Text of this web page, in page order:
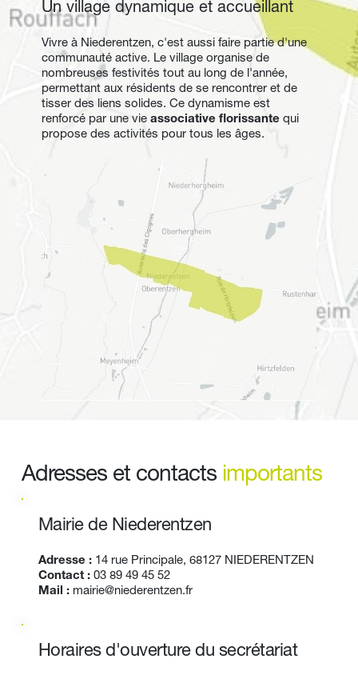
Un village dynamique et accueillant
Vivre à Niederentzen, c'est aussi faire partie d'une
communauté active. Le village organise de
nombreuses festivités tout au long de l'année,
permettant aux résidents de se rencontrer et de
tisser des liens solides. Ce dynamisme est
renforcé par une vie associative florissante qui
propose des activités pour tous les âges.
Adresses et contacts importants
Mairie de Niederentzen
Adresse : 14 rue Principale, 68127 NIEDERENTZEN
Contact : 03 89 49 45 52
Mail : mairie@niederentzen.fr
Horaires d'ouverture du secrétariat